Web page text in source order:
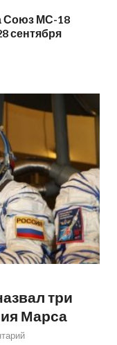
Союз МС-18
сентября
три
Марса